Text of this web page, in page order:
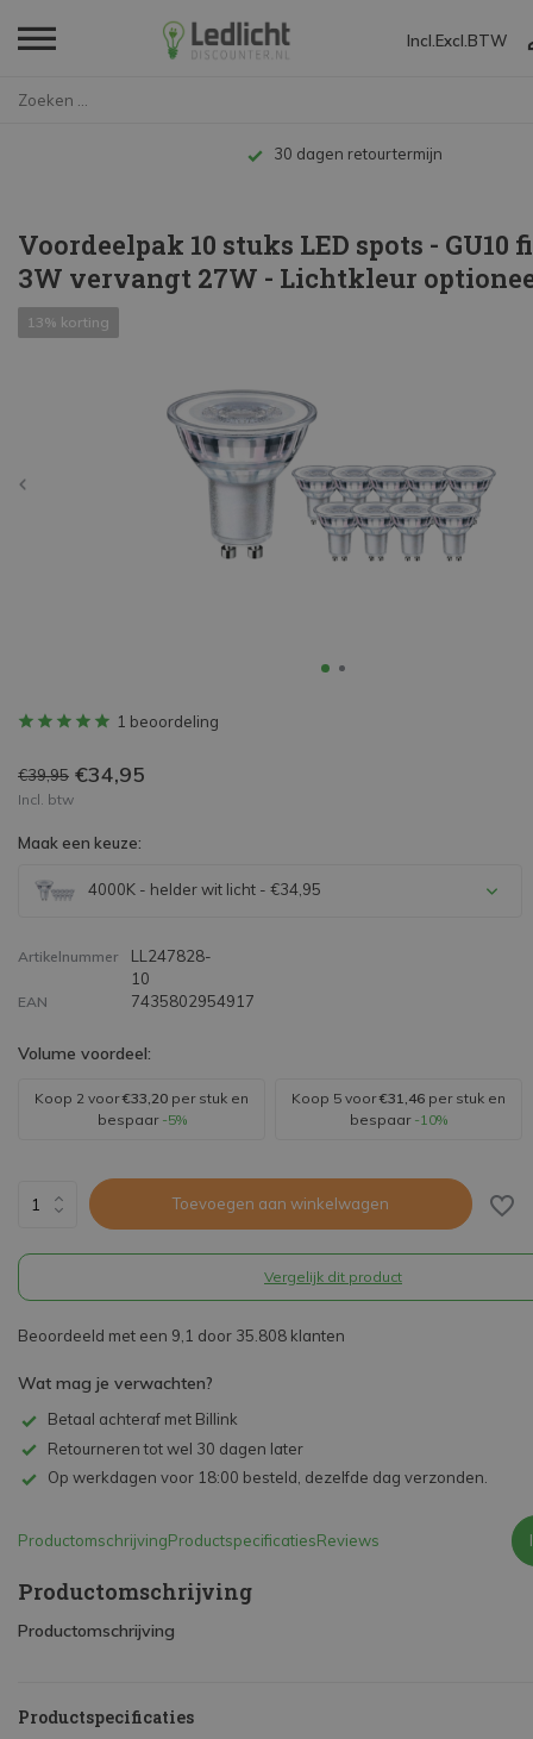
Incl. Excl. BTW
Tot 10 jaar garantie
Voordeelpak 10 stuks LED spots - GU10
3W vervangt 27W - Lichtkleur
13% korting
1 beoordeling
€39,95 €34,95
Incl. btw
Maak een keuze:
4000K - helder wit licht - €34,95
Artikelnummer
LL247828-
10
EAN 7435802954917
Volume voordeel:
Koop 2 voor€33,20 per stuk en
bespaar -5%
Koop 5 voor€31,46 per stuk en
bespaar -10%
Toevoegen aan winkelwagen
Vergelijk dit product
Beoordeeld met een 9,1 door 35.808 klanten
Wat mag je verwachten?
Betaal achteraf met Billink
Retourneren tot wel 30 dagen later
Op werkdagen voor 18:00 besteld, dezelfde dag verzonden.
ProductomschrijvingProductspecificatiesReviews
Productomschrijving
Productomschrijving
Productspecificaties